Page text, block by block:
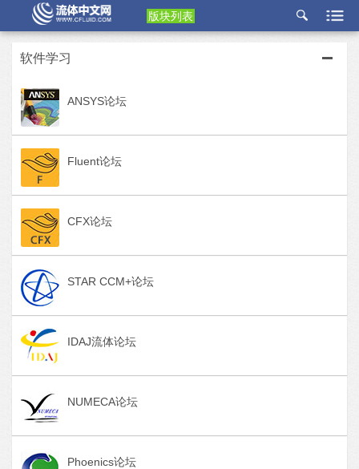
版块列表
etu
软件学习
ANSYS论坛
Fluent论坛
CFX论坛
STAR CCM+论坛
IDAJ流体论坛
NUMECA论坛
Phoenics论坛